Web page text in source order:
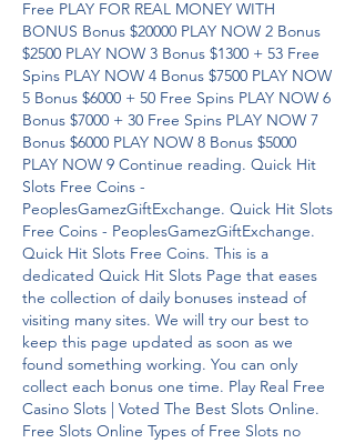
Free PLAY FOR REAL MONEY WITH
BONUS Bonus $20000 PLAY NOW 2 Bonus
$2500 PLAY NOW 3 Bonus $1300 + 53 Free
Spins PLAY NOW 4 Bonus $7500 PLAY NOW
5 Bonus $6000 + 50 Free Spins PLAY NOW 6
Bonus $7000 + 30 Free Spins PLAY NOW 7
Bonus $6000 PLAY NOW 8 Bonus $5000
PLAY NOW 9 Continue reading. Quick Hit
Slots Free Coins -
PeoplesGamezGiftExchange. Quick Hit Slots
Free Coins - PeoplesGamezGiftExchange.
Quick Hit Slots Free Coins. This is a
dedicated Quick Hit Slots Page that eases
the collection of daily bonuses instead of
visiting many sites. We will try our best to
keep this page updated as soon as we
found something working. You can only
collect each bonus one time. Play Real Free
Casino Slots | Voted The Best Slots Online.
Free Slots Online Types of Free Slots no